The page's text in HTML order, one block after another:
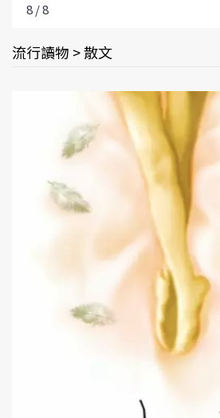
8 / 8
流行讀物 > 散文